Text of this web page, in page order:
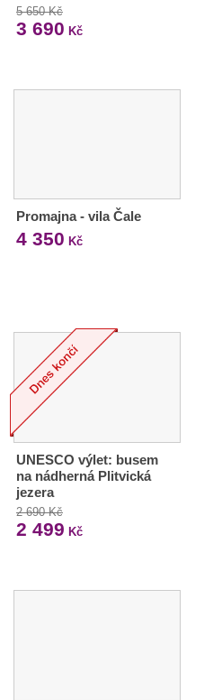
5 650 Kč
3 690 Kč
Promajna - vila Čale
4 350 Kč
UNESCO výlet: busem
na nádherná Plitvická
jezera
2 690 Kč
2 499 Kč